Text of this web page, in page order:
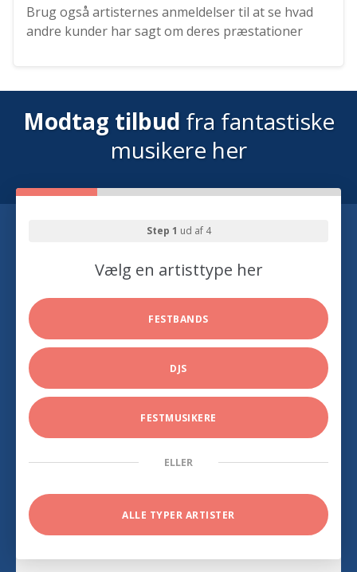
Brug også artisternes anmeldelser til at se hvad
andre kunder har sagt om deres præstationer
Modtag tilbud fra fantastiske
musikere her
Step 1 ud af 4
Vælg en artisttype her
FESTBANDS
DJS
FESTMUSIKERE
ELLER
ALLE TYPER ARTISTER